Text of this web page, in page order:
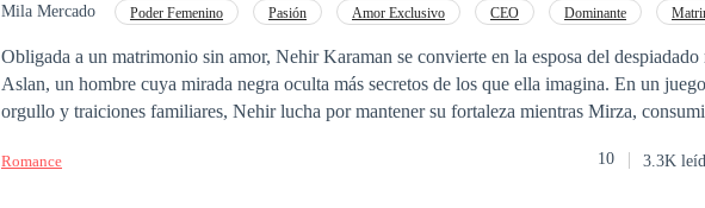
Mila Mercado Poder Femenino Pasión Amor Exclusivo CEO Dominante
Obligada a un matrimonio sin amor, Nehir Karaman se convierte en la esposa del despiadado
Aslan, un hombre cuya mirada negra oculta más secretos de los que ella imagina. En un juego de poder,
orgullo y traiciones familiares, Nehir lucha por mantener su fortaleza mientras Mirza,
hielo se derrite, solo queda el fuego. Y esta vez, Nehir decidirá si las cenizas pueden dar
Romance 10 3.3K